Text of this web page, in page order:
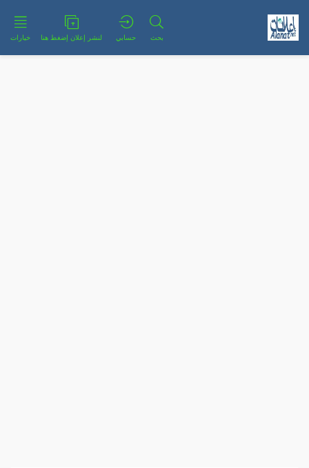
بحث حسابي لنشر إعلان إضغط هنا خيارات